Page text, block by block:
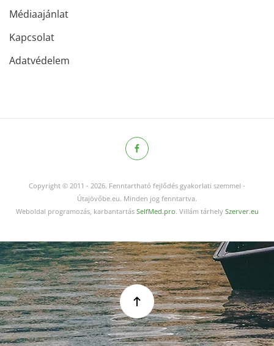
Médiaajánlat
Kapcsolat
Adatvédelem
Copyright © 2011 - 2026. Fenntartható fejlődés gyakorlati szemmel -
Útajövőbe.eu. Minden jog fenntartva.
Weboldal programozás, karbantartás SelfMed.pro. Villám tárhely Szerver.eu